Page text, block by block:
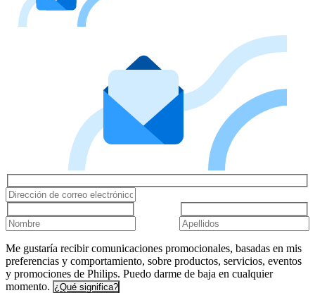
Me gustaría recibir comunicaciones promocionales, basadas en mis
preferencias y comportamiento, sobre productos, servicios, eventos
y promociones de Philips. Puedo darme de baja en cualquier
momento. ¿Qué significa?